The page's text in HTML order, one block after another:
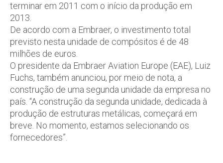
terminar em 2011 com o início da produção em
2013.
De acordo com a Embraer, o investimento total
previsto nesta unidade de compósitos é de 48
milhões de euros.
O presidente da Embraer Aviation Europe (EAE), Luiz
Fuchs, também anunciou, por meio de nota, a
construção de uma segunda unidade da empresa no
país. “A construção da segunda unidade, dedicada à
produção de estruturas metálicas, começará em
breve. No momento, estamos selecionando os
fornecedores”.